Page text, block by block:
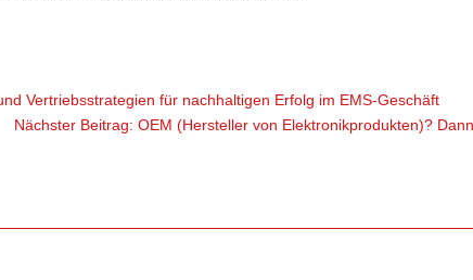
Vertriebsstrategien für nachhaltigen Erfolg im EMS-Geschäft
Nächster Beitrag: OEM (Hersteller von Elektronikprodukten)?